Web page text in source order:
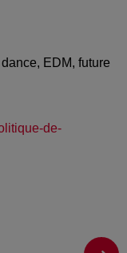
EDM, future
de-